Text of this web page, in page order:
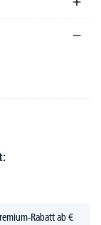
Rabatt ab €